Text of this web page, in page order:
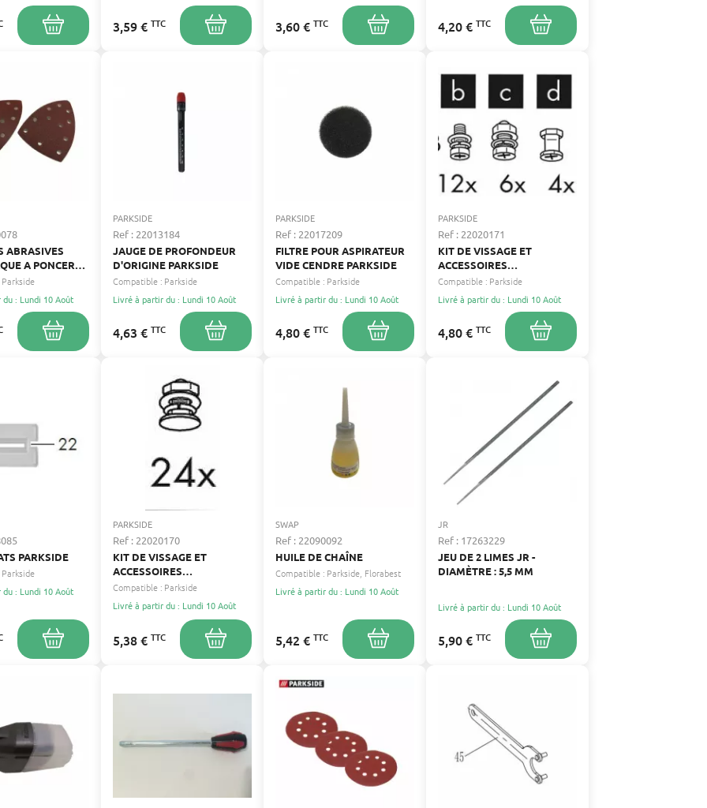
3,59 € TTC 3,60 € TTC 4,20 € TTC
ABRASIVES
A PONCER
(GRAIN
PONCEUSE
3 EN 1
PMFS 200 B2
Parkside
: Lundi 10 Août
PARKSIDE
Ref : 22013184
JAUGE DE PROFONDEUR
D'ORIGINE PARKSIDE
Compatible : Parkside
Livré à partir du : Lundi 10 Août
4,63 € TTC
PARKSIDE
Ref : 22017209
FILTRE POUR ASPIRATEUR
VIDE CENDRE PARKSIDE
Compatible : Parkside
Livré à partir du : Lundi 10 Août
4,80 € TTC
PARKSIDE
Ref : 22020171
KIT DE VISSAGE ET
ACCESSOIRES
D'ASSEMBLAGE POUR
SCIES SUR TABLE PARKSIDE
Compatible : Parkside
Livré à partir du : Lundi 10 Août
4,80 € TTC
PARKSIDE
Parkside
: Lundi 10 Août
PARKSIDE
Ref : 22020170
KIT DE VISSAGE ET
ACCESSOIRES
D'ASSEMBLAGE POUR
SCIES SUR TABLE PARKSIDE
Compatible : Parkside
Livré à partir du : Lundi 10 Août
5,38 € TTC
SWAP
Ref : 22090092
HUILE DE CHAÎNE
Compatible : Parkside Florabest
Livré à partir du : Lundi 10 Août
5,42 € TTC
JR
Ref : 17263229
JEU DE 2 LIMES JR -
DIAMÈTRE : 5,5 MM
Livré à partir du : Lundi 10 Août
5,90 € TTC